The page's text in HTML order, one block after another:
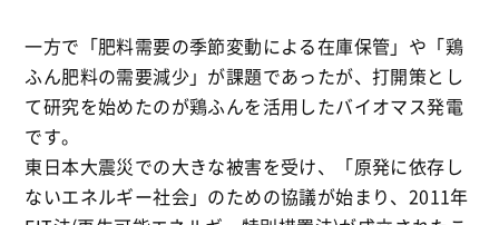
一方で「肥料需要の季節変動による在庫保管」や「鶏
ふん肥料の需要減少」が課題であったが、打開策とし
て研究を始めたのが鶏ふんを活用したバイオマス発電
です。
東日本大震災での大きな被害を受け、「原発に依存し
ないエネルギー社会」のための協議が始まり、2011年